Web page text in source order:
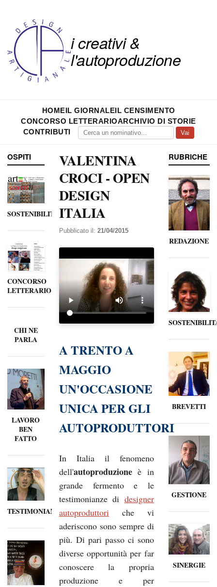
i creativi &
l'autoproduzione
HOMEIL GIORNALEIL CENSIMENTO
CONCORSO LETTERARIOARCHIVIO DI STORIE
CONTRIBUTI
Vai
OSPITI
SOSTENIBILITÀ
CONCORSO
LETTERARIO
CHI NE
PARLA
LAVORO
BEN
FATTO
TESTIMONIANZE
VALENTINA
CROCI - OPEN
DESIGN
ITALIA
Pubblicato il: 21/04/2015
A TRENTO A
MAGGIO
UN'OCCASIONE
UNICA PER GLI
AUTOPRODUTTORI
In Italia il fenomeno
dell'autoproduzioneè in
grande fermento e le
testimonianze di designer
autoproduttori che vi
aderiscono sono sempre di
più. Di pari passo ci sono
diverse opportunità per far
conoscere la propria
produzione e per
RUBRICHE
REDAZIONE
BREVETTI
GESTIONE
SINERGIE